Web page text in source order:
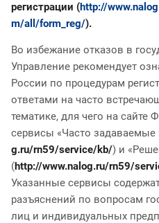
регистрации (http://www.nalo
m/all/form_reg/).
Во избежание отказов в
Управление рекомендует
России по процедурам
ответами на часто
тематике, для чего на
сервисы «Часто
g.ru/rn59/service/kb/) и
(http://www.nalog.ru/rn59/
Указанные сервисы
разъяснений по вопросам
лиц и индивидуальных